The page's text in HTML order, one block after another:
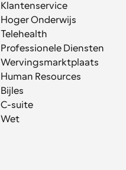
Klantenservice
Hoger Onderwijs
Telehealth
Professionele Diensten
Wervingsmarktplaats
Human Resources
Bijles
C-suite
Wet